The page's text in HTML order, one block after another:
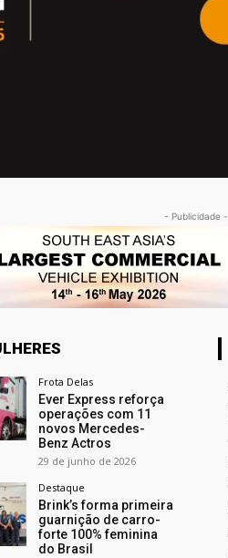
- Publicidade -
Frota Delas
Ever Express reforça
operações com 11
novos Mercedes-
Benz Actros
29 de junho de 2026
Destaque
Brink’s forma primeira
guarnição de carro-
forte 100% feminina
do Brasil